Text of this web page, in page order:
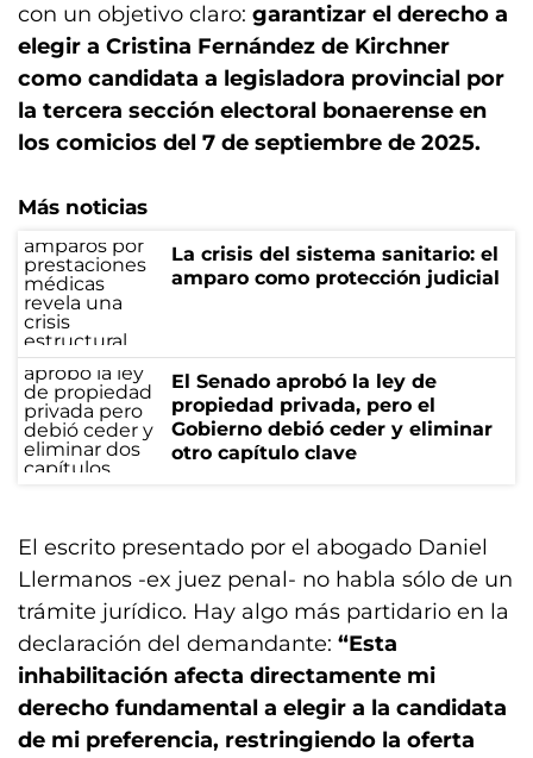
con un objetivo claro: garantizar el derecho a
elegir a Cristina Fernández de Kirchner
como candidata a legisladora provincial por
la tercera sección electoral bonaerense en
los comicios del 7 de septiembre de 2025.
Más noticias
La crisis del sistema sanitario: el
amparo como protección judicial
El Senado aprobó la ley de
propiedad privada, pero el
Gobierno debió ceder y eliminar
otro capítulo clave
El escrito presentado por el abogado Daniel
Llermanos -ex juez penal- no habla sólo de un
trámite jurídico. Hay algo más partidario en la
declaración del demandante: “Esta
inhabilitación afecta directamente mi
derecho fundamental a elegir a la candidata
de mi preferencia, restringiendo la oferta